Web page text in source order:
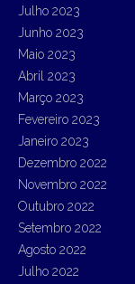
Julho 2023
Junho 2023
Maio 2023
Abril 2023
Março 2023
Fevereiro 2023
Janeiro 2023
Dezembro 2022
Novembro 2022
Outubro 2022
Setembro 2022
Agosto 2022
Julho 2022